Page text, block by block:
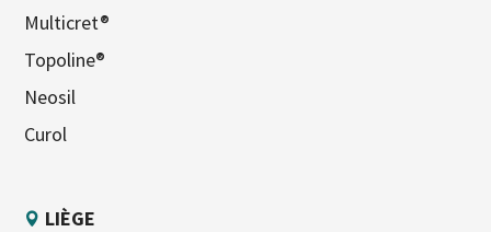
Multicret®
Topoline®
Neosil
Curol
LIÈGE